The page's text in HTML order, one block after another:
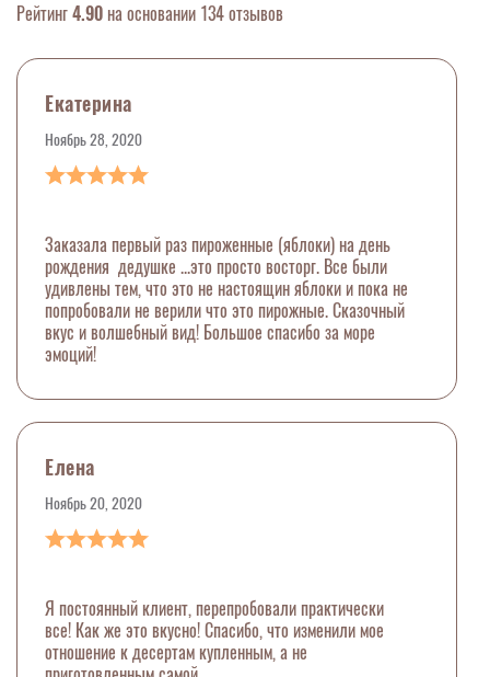
Рейтинг4.90 на основании 134 отзывов
Екатерина
Ноябрь 28, 2020
Заказала первый раз пироженные (яблоки) на день
рождения дедушке ...это просто восторг. Все были
удивлены тем, что это не настоящин яблоки и пока не
попробовали не верили что это пирожные. Сказочный
вкус и волшебный вид! Большое спасибо за море
эмоций!
Елена
Ноябрь 20, 2020
Я постоянный клиент, перепробовали практически
все! Как же это вкусно! Спасибо, что изменили мое
отношение к десертам купленным, а не